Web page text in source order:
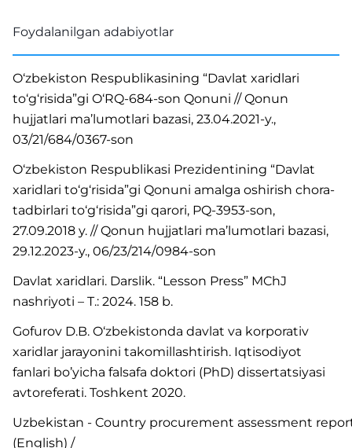
Foydalanilgan adabiyotlar
O‘zbekiston Respublikasining “Davlat xaridlari
to‘g‘risida”gi O‘RQ-684-son Qonuni // Qonun
hujjatlari ma’lumotlari bazasi, 23.04.2021-y.,
03/21/684/0367-son
O‘zbekiston Respublikasi Prezidentining “Davlat
xaridlari to‘g‘risida”gi Qonuni amalga oshirish chora-
tadbirlari to‘g‘risida”gi qarori, PQ-3953-son,
27.09.2018 y. // Qonun hujjatlari ma’lumotlari bazasi,
29.12.2023-y., 06/23/214/0984-son
Davlat xaridlari. Darslik. “Lesson Press” MChJ
nashriyoti – T.: 2024. 158 b.
Gofurov D.B. O‘zbekistonda davlat va korporativ
xaridlar jarayonini takomillashtirish. Iqtisodiyot
fanlari bo’yicha falsafa doktori (PhD) dissertatsiyasi
avtoreferati. Toshkent 2020.
Uzbekistan - Country procurement assessment
(English) /